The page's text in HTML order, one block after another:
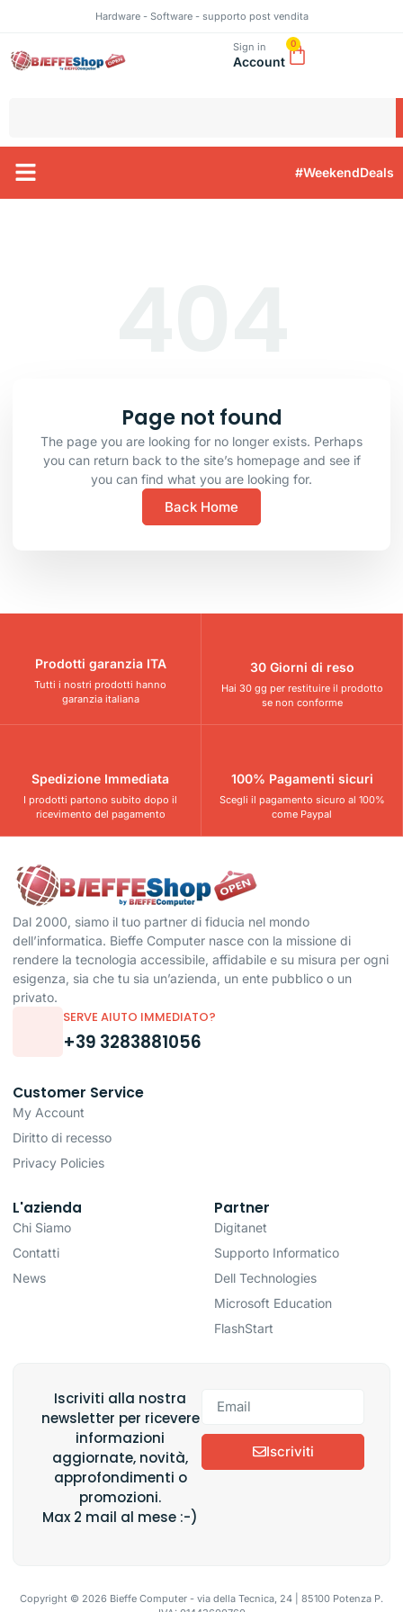
Hardware - Software - supporto post vendita
Sign in
Account
0
#WeekendDeals
Page not found
The page you are looking for no longer exists. Perhaps
you can return back to the site’s homepage and see if
you can find what you are looking for.
Back Home
Prodotti garanzia ITA
Tutti i nostri prodotti hanno
garanzia italiana
30 Giorni di reso
Hai 30 gg per restituire il prodotto
se non conforme
Spedizione Immediata
I prodotti partono subito dopo il
ricevimento del pagamento
100% Pagamenti sicuri
Scegli il pagamento sicuro al 100%
come Paypal
Dal 2000, siamo il tuo partner di fiducia nel mondo
dell’informatica. Bieffe Computer nasce con la missione di
rendere la tecnologia accessibile, affidabile e su misura per ogni
esigenza, sia che tu sia un’azienda, un ente pubblico o un
privato.
SERVE AIUTO IMMEDIATO?
+39 3283881056
Customer Service
My Account
Diritto di recesso
Privacy Policies
L'azienda
Chi Siamo
Contatti
News
Partner
Digitanet
Supporto Informatico
Dell Technologies
Microsoft Education
FlashStart
Iscriviti alla nostra
newsletter per ricevere
informazioni
aggiornate, novità,
approfondimenti o
promozioni.
Max 2 mail al mese :-)
Iscriviti
Copyright © 2026 Bieffe Computer - via della Tecnica, 24 | 85100 Potenza P.